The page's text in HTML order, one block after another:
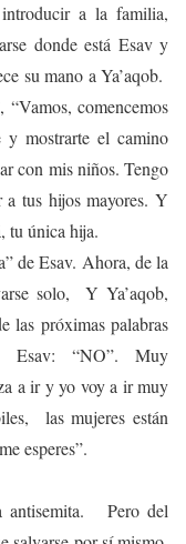
a la familia,
donde está Esav y
su mano a Ya’aqob.
“Vamos, comencemos
y mostrarte el camino
con mis niños. Tengo
a tus hijos mayores. Y
tu única hija.
de Esav. Ahora, de la
solo, Y Ya’aqob,
las próximas palabras
“NO”. Muy
a ir y yo voy a ir muy
las mujeres están
esperes”.
antisemita. Pero del